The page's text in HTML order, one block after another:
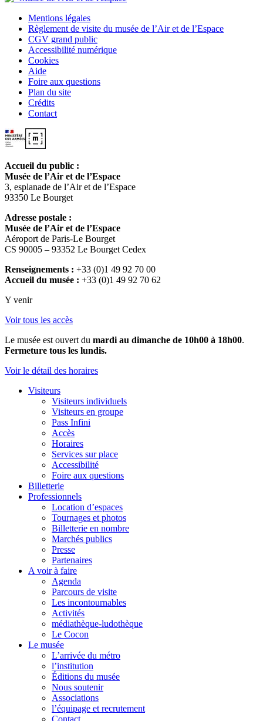
Mentions légales
Règlement de visite du musée de l’Air et de l’Espace
CGV grand public
Accessibilité numérique
Cookies
Aide
Foire aux questions
Plan du site
Crédits
Contact
Accueil du public :
Musée de l’Air et de l’Espace
3, esplanade de l’Air et de l’Espace
93350 Le Bourget
Adresse postale :
Musée de l’Air et de l’Espace
Aéroport de Paris-Le Bourget
CS 90005 – 93352 Le Bourget Cedex
Renseignements : +33 (0)1 49 92 70 00
Accueil du musée : +33 (0)1 49 92 70 62
Y venir
Voir tous les accès
Le musée est ouvert du mardi au dimanche de 10h00 à 18h00.
Fermeture tous les lundis.
Voir le détail des horaires
Visiteurs
Visiteurs individuels
Visiteurs en groupe
Pass Infini
Accès
Horaires
Services sur place
Accessibilité
Foire aux questions
Billetterie
Professionnels
Location d’espaces
Tournages et photos
Billetterie en nombre
Marchés publics
Presse
Partenaires
A voir à faire
Agenda
Parcours de visite
Les incontournables
Activités
médiathèque-ludothèque
Le Cocon
Le musée
L’arrivée du métro
l’institution
Éditions du musée
Nous soutenir
Associations
l’équipage et recrutement